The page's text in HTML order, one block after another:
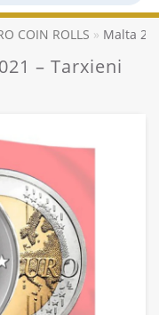
COIN ROLLS Malta 2
– Tarxieni